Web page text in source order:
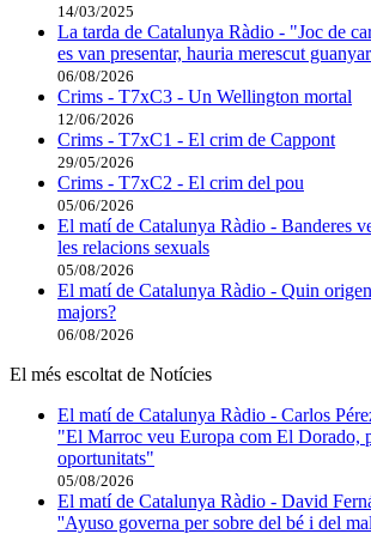
14/03/2025
La tarda de Catalunya Ràdio - "Joc de
es van presentar, hauria merescut
06/08/2026
Crims - T7xC3 - Un Wellington mortal
12/06/2026
Crims - T7xC1 - El crim de Cappont
29/05/2026
Crims - T7xC2 - El crim del pou
05/06/2026
El matí de Catalunya Ràdio - Banderes
les relacions sexuals
05/08/2026
El matí de Catalunya Ràdio - Quin
majors?
06/08/2026
El més escoltat de Notícies
El matí de Catalunya Ràdio - Carlos
"El Marroc veu Europa com El Dorado,
oportunitats"
05/08/2026
El matí de Catalunya Ràdio - David
''Ayuso governa per sobre del bé i del